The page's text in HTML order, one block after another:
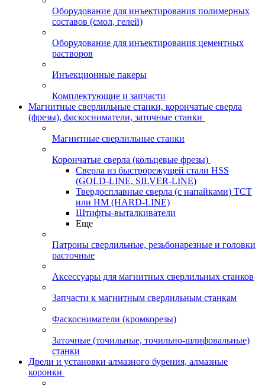
Оборудование для инъектирования полимерных
составов (смол, гелей)
Оборудование для инъектирования цементных
растворов
Инъекционные пакеры
Комплектующие и запчасти
Магнитные сверлильные станки, корончатые сверла
(фрезы), фаскосниматели, заточные станки
Магнитные сверлильные станки
Корончатые сверла (кольцевые фрезы)
Сверла из быстрорежущей стали HSS
(GOLD-LINE, SILVER-LINE)
Твердосплавные сверла (с напайками) ТСТ
или HM (HARD-LINE)
Штифты-выталкиватели
Еще
Патроны сверлильные, резьбонарезные и головки
расточные
Аксессуары для магнитных сверлильных станков
Запчасти к магнитным сверлильным станкам
Фаскосниматели (кромкорезы)
Заточные (точильные, точильно-шлифовальные)
станки
Дрели и установки алмазного бурения, алмазные
коронки